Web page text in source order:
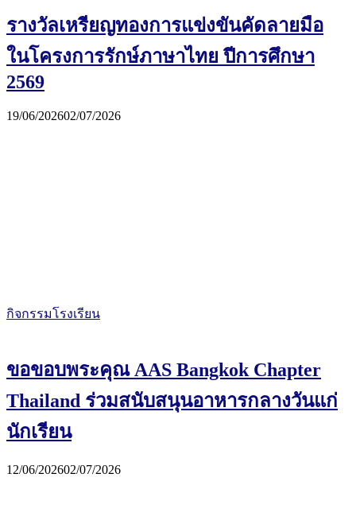
รางวัลเหรียญทองการแข่งขันคัดลายมือ
ในโครงการรักษ์ภาษาไทย ปีการศึกษา
2569
19/06/202602/07/2026
กิจกรรมโรงเรียน
ขอขอบพระคุณ AAS Bangkok Chapter
Thailand ร่วมสนับสนุนอาหารกลางวันแก่
นักเรียน
12/06/202602/07/2026